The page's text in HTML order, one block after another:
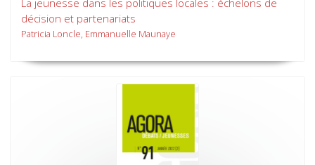
décision et partenariats
Patricia Loncle, Emmanuelle Maunaye